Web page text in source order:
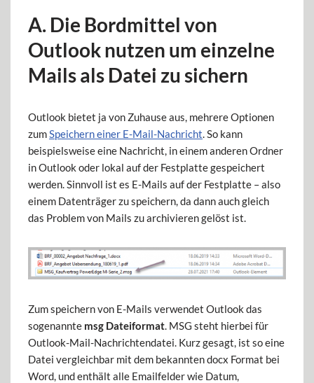
A. Die Bordmittel von
Outlook nutzen um einzelne
Mails als Datei zu sichern
Outlook bietet ja von Zuhause aus, mehrere Optionen
zumSpeichern einer E-Mail-Nachricht. So kann
beispielsweise eine Nachricht, in einem anderen Ordner
in Outlook oder lokal auf der Festplatte gespeichert
werden. Sinnvoll ist es E-Mails auf der Festplatte – also
einem Datenträger zu speichern, da dann auch gleich
das Problem von Mails zu archivieren gelöst ist.
Zum speichern von E-Mails verwendet Outlook das
sogenannte msg Dateiformat. MSG steht hierbei für
Outlook-Mail-Nachrichtendatei. Kurz gesagt, ist so eine
Datei vergleichbar mit dem bekannten docx Format bei
Word, und enthält alle Emailfelder wie Datum,